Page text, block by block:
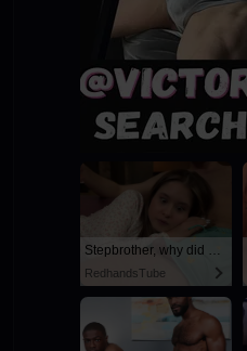
Stepbrother, why did you show me your dick? Now I want to fuck you with my wet pussy
RedhandsTube